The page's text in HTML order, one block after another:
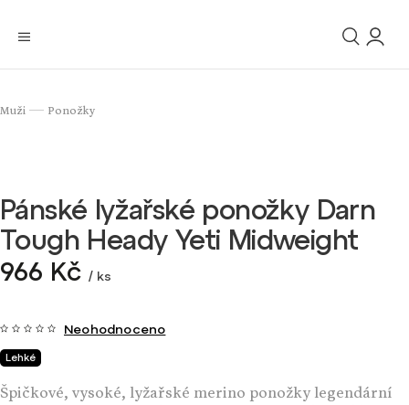
Muži / Ponožky
Pánské lyžařské ponožky Darn
Tough Heady Yeti Midweight
966 Kč / ks
Lehké
Neohodnoceno
Špičkové, vysoké, lyžařské merino ponožky legendární